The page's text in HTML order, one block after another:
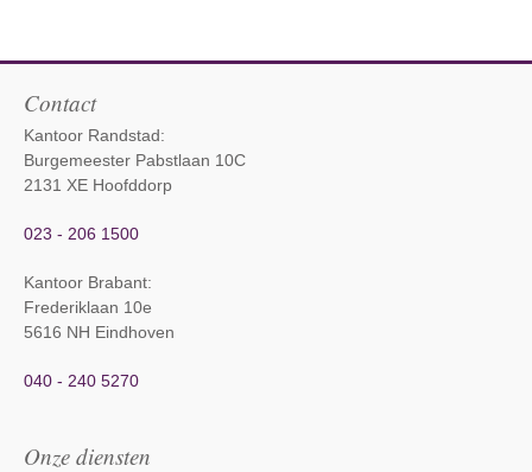
Contact
Kantoor Randstad:
Burgemeester Pabstlaan 10C
2131 XE Hoofddorp
023 - 206 1500
Kantoor Brabant:
Frederiklaan 10e
5616 NH Eindhoven
040 - 240 5270
Onze diensten